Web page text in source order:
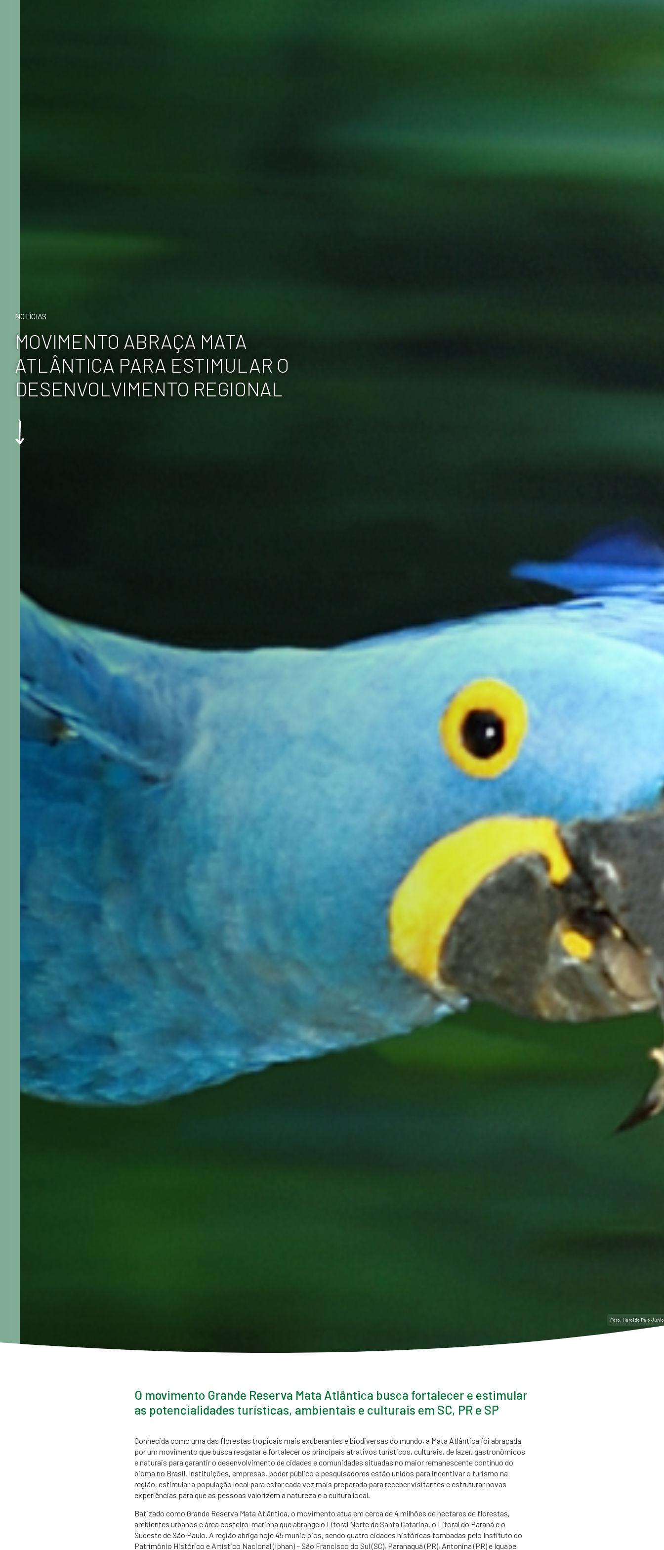
Foto: Haroldo Palo
NOTÍCIAS
MOVIMENTO ABRAÇA MATA
ATLÂNTICA PARA ESTIMULAR O
DESENVOLVIMENTO REGIONAL
O movimento Grande Reserva Mata Atlântica busca fortalecer e estimular
as potencialidades turísticas, ambientais e culturais em SC, PR e SP​
​Conhecida como uma das florestas tropicais mais exuberantes e biodiversas do mundo, a Mata Atlântica foi abraçada
por um movimento que busca resgatar e fortalecer os principais atrativos turísticos, culturais, de lazer, gastronômicos
e naturais para garantir o desenvolvimento de cidades e comunidades situadas no maior remanescente contínuo do
bioma no Brasil. Instituições, empresas, poder público e pesquisadores estão unidos para incentivar o turismo na
região, estimular a população local para estar cada vez mais preparada para receber visitantes e estruturar novas
experiências para que as pessoas valorizem a natureza e a cultura local.
Batizado como Grande Reserva Mata Atlântica, o movimento atua em cerca de 4 milhões de hectares de florestas,
ambientes urbanos e área costeiro-marinha que abrange o Litoral Norte de Santa Catarina, o Litoral do Paraná e o
Sudeste de São Paulo. A região abriga hoje 45 municípios, sendo quatro cidades históricas tombadas pelo Instituto do
Patrimônio Histórico e Artístico Nacional (Iphan) – São Francisco do Sul (SC), Paranaguá (PR), Antonina (PR) e Iguape